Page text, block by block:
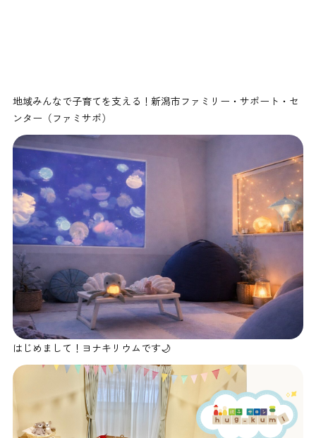
地域みんなで子育てを支える！新潟市ファミリー・サポート・セ
ンター（ファミサポ）
はじめまして！ヨナキリウムです🌙